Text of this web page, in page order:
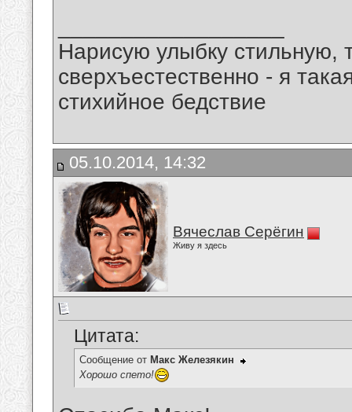
Нарисую улыбку стильную,
сверхъестественно - я
стихийное бедствие
05.10.2014, 14:32
Вячеслав Серёгин
Живу я здесь
Цитата:
Сообщение от Макс Железякин
Хорошо спето!